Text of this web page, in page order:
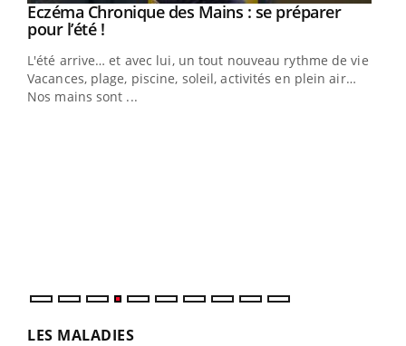
Youtube
Eczéma Chronique des Mains : se préparer
pour l’été !Youtube
L'été arrive… et avec lui, un tout nouveau rythme de vie !
Vacances, plage, piscine, soleil, activités en plein air…
Nos mains sont ...
LES MALADIES